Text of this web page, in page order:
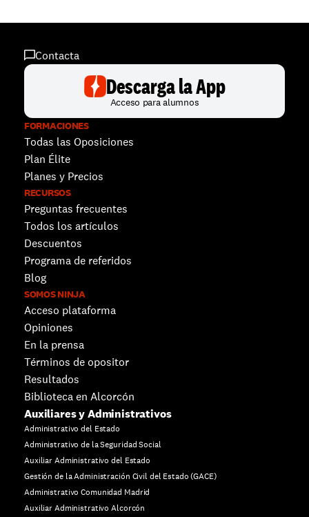
FORMACIONES
Todas las Oposiciones
Plan Élite
Planes y Precios
RECURSOS
Preguntas frecuentes
Todos los artículos
Descuentos
Programa de referidos
Blog
SOMOS NINJA
Acceso plataforma
Opiniones
En la prensa
Términos de opositor
Resultados
Biblioteca en Alcorcón
Contacta
Descarga la App
Acceso para alumnos
Auxiliares y Administrativos
Administrativo del Estado
Administrativo de la Seguridad Social
Auxiliar Administrativo del Estado
Gestión de la Administración Civil del Estado (GACE)
Administrativo Comunidad Madrid
Auxiliar Administrativo Alcorcón